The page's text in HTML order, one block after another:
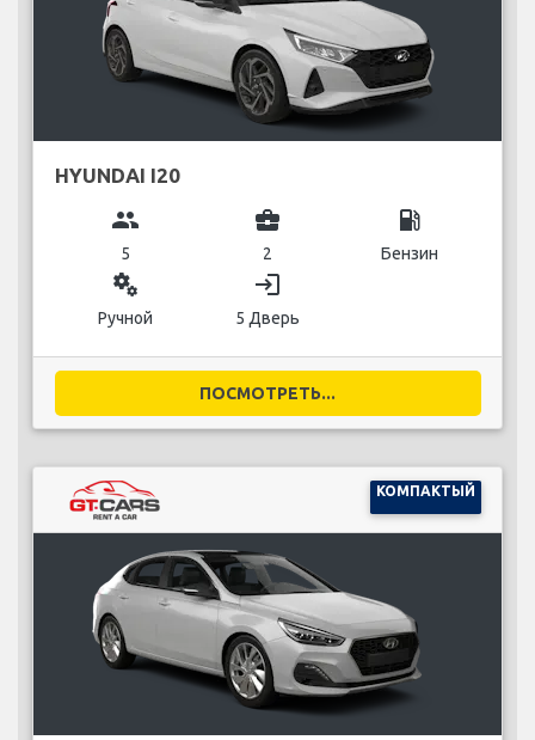
HYUNDAI I20
group
5
business_center
2
local_gas_station
Бензин
miscellaneous_services
Ручной
login
5 Дверь
ПОСМОТРЕТЬ...
КОМПАКТЫЙ